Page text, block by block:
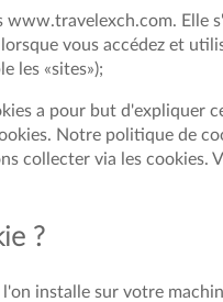
Elle
lorsque vous accédez et
les «sites»);
a pour but d'expliquer
Notre politique de
collecter via les
?
installe sur votre